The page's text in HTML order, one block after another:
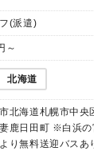
(派遣)
～
北海道
北海道札幌市中央
鹿日田町 ※白浜
り無料送迎バス